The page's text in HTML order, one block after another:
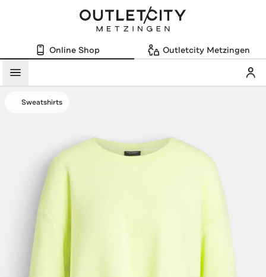
Online Shop Outletcity Metzingen
Menü
Sweatshirts